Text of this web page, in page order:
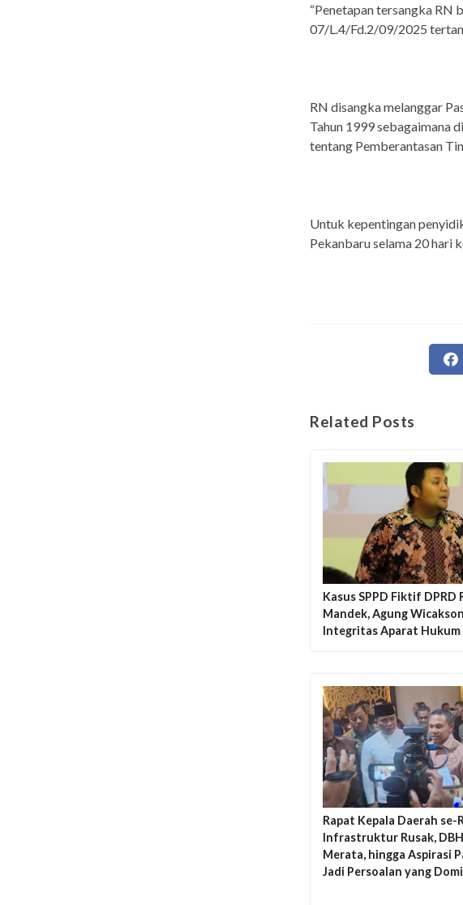
“Penetapan tersangka RN
07/L.4/Fd.2/09/2025
RN disangka melanggar
Tahun 1999 sebagaimana
tentang Pemberantasan
Untuk kepentingan
Pekanbaru selama 20 hari
Related Posts
Kasus SPPD Fiktif DPRD
Mandek, Agung
Integritas Aparat Hukum
Rapat Kepala Daerah se-
Infrastruktur Rusak,
Merata, hingga Aspirasi
Jadi Persoalan yang